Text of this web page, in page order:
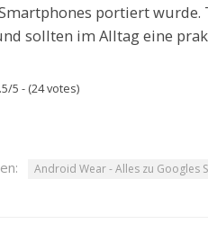
portiert
sollten im Alltag eine
5 - (24 votes)
Android Wear - Alles zu Googles